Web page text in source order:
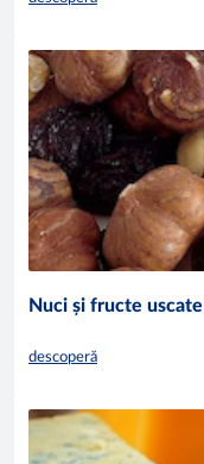
Nuci și fructe uscate
descoperă